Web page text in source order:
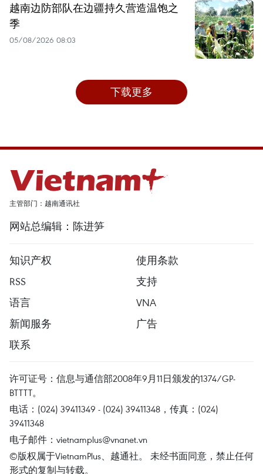
越南边防部队在边疆持久营造温饱之
季
05/08/2026 08:03
下载更多
主管部门：越南通讯社
网站总编辑：陈进笋
知识产权
使用条款
RSS
支持
语言
VNA
新闻服务
广告
联系
许可证号：信息与通信部2008年9月11日颁发的1374/GP-
BTTTT。
电话：(024) 39411349 - (024) 39411348，传真：(024)
39411348
电子邮件： vietnamplus@vnanet.vn
©版权属于VietnamPlus、越通社。 未经书面同意，禁止任何
形式的复制与转载。